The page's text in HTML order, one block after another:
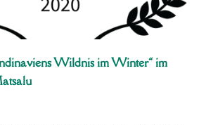
Wildnis im Winter“ im